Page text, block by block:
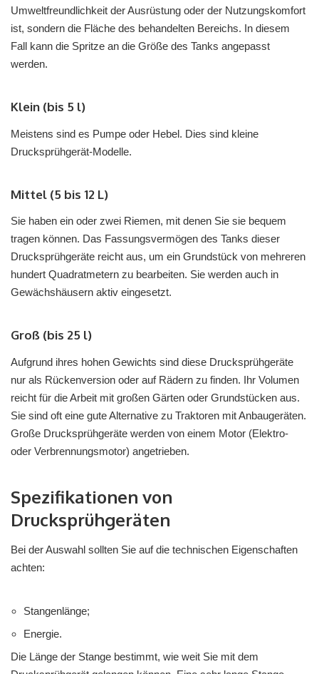
Umweltfreundlichkeit der Ausrüstung oder der Nutzungskomfort
ist, sondern die Fläche des behandelten Bereichs. In diesem
Fall kann die Spritze an die Größe des Tanks angepasst
werden.
Klein (bis 5 l)
Meistens sind es Pumpe oder Hebel. Dies sind kleine
Drucksprühgerät-Modelle.
Mittel (5 bis 12 L)
Sie haben ein oder zwei Riemen, mit denen Sie sie bequem
tragen können. Das Fassungsvermögen des Tanks dieser
Drucksprühgeräte reicht aus, um ein Grundstück von mehreren
hundert Quadratmetern zu bearbeiten. Sie werden auch in
Gewächshäusern aktiv eingesetzt.
Groß (bis 25 l)
Aufgrund ihres hohen Gewichts sind diese Drucksprühgeräte
nur als Rückenversion oder auf Rädern zu finden. Ihr Volumen
reicht für die Arbeit mit großen Gärten oder Grundstücken aus.
Sie sind oft eine gute Alternative zu Traktoren mit Anbaugeräten.
Große Drucksprühgeräte werden von einem Motor (Elektro-
oder Verbrennungsmotor) angetrieben.
Spezifikationen von
Drucksprühgeräten
Bei der Auswahl sollten Sie auf die technischen Eigenschaften
achten:
Stangenlänge;
Energie.
Die Länge der Stange bestimmt, wie weit Sie mit dem